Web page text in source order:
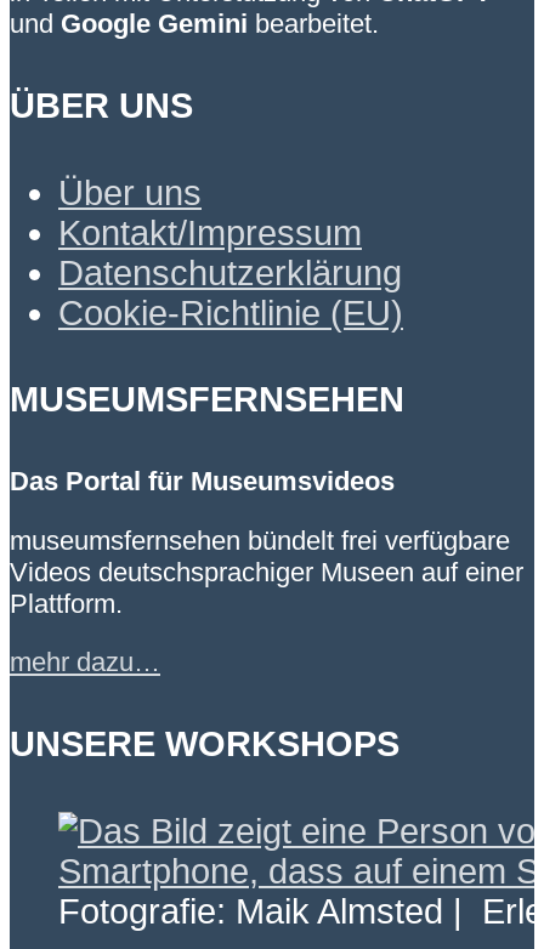
und Google Gemini bearbeitet.
ÜBER UNS
Über uns
Kontakt/Impressum
Datenschutzerklärung
Cookie-Richtlinie (EU)
MUSEUMSFERNSEHEN
Das Portal für Museumsvideos
museumsfernsehen bündelt frei verfügbare
Videos deutschsprachiger Museen auf einer
Plattform.
mehr dazu…
UNSERE WORKSHOPS
Fotografie: Maik Almsted |